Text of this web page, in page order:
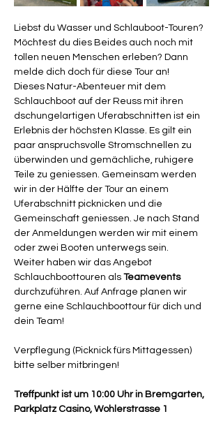
Liebst du Wasser und Schlauboot-Touren?
Möchtest du dies Beides auch noch mit
tollen neuen Menschen erleben? Dann
melde dich doch für diese Tour an!
Dieses Natur-Abenteuer mit dem
Schlauchboot auf der Reuss mit ihren
dschungelartigen Uferabschnitten ist ein
Erlebnis der höchsten Klasse. Es gilt ein
paar anspruchsvolle Stromschnellen zu
überwinden und gemächliche, ruhigere
Teile zu geniessen. Gemeinsam werden
wir in der Hälfte der Tour an einem
Uferabschnitt picknicken und die
Gemeinschaft geniessen. Je nach Stand
der Anmeldungen werden wir mit einem
oder zwei Booten unterwegs sein.
Weiter haben wir das Angebot
Schlauchboottouren als Teamevents
durchzuführen. Auf Anfrage planen wir
gerne eine Schlauchboottour für dich und
dein Team!
Verpflegung (Picknick fürs Mittagessen)
bitte selber mitbringen!
Treffpunkt ist um 10:00 Uhr in Bremgarten,
Parkplatz Casino, Wohlerstrasse 1